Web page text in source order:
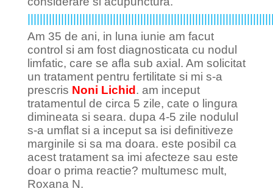
Am 35 de ani, in luna iunie am facut
control si am fost diagnosticata cu nodul
limfatic, care se afla sub axial. Am solicitat
un tratament pentru fertilitate si mi s-a
prescris Noni Lichid. am inceput
tratamentul de circa 5 zile, cate o lingura
dimineata si seara. dupa 4-5 zile nodulul
s-a umflat si a inceput sa isi definitiveze
marginile si sa ma doara. este posibil ca
acest tratament sa imi afecteze sau este
doar o prima reactie? multumesc mult,
Roxana N.